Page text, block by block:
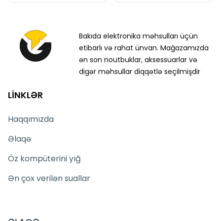
köçürmə yolu ilə əldə edə bilərsiniz.
Bakıda elektronika məhsulları üçün
etibarlı və rahat ünvan. Mağazamızda
ən son noutbuklar, aksessuarlar və
digər məhsullar diqqətlə seçilmişdir
LİNKLƏR
Haqqımızda
Əlaqə
Öz kompüterini yığ
Ən çox verilən suallar